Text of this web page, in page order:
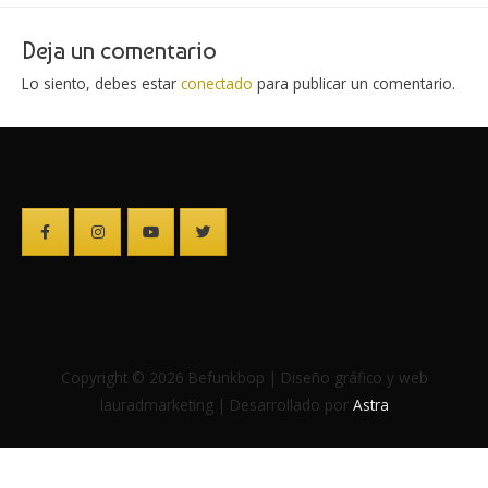
Deja un comentario
Lo siento, debes estar conectado para publicar un comentario.
Copyright © 2026 Befunkbop | Diseño gráfico y web
lauradmarketing | Desarrollado por Astra